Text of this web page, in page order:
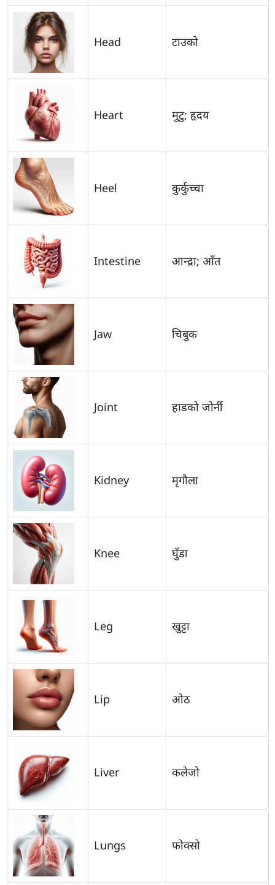
Head टाउको
Heart मुटु; हृदय
Heel कुर्कुच्चा
Intestine आन्द्रा; आँत
Jaw चिबुक
Joint हाडको जोर्नी
Kidney मृगौला
Knee घुँडा
Leg खुट्टा
Lip ओठ
Liver कलेजो
Lungs फोक्सो